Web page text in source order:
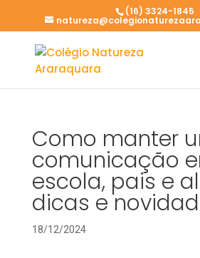
(16) 3324-1845
Como manter
comunicação
escola, pais e
dicas e
18/12/2024